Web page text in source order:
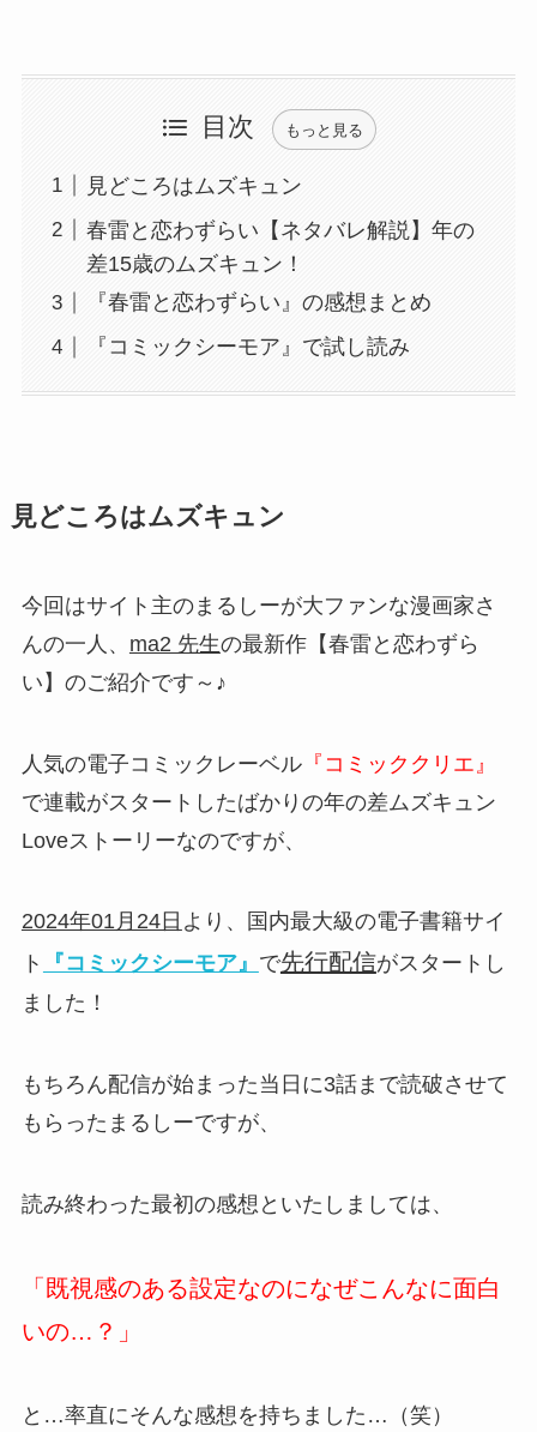
目次 もっと見る
見どころはムズキュン
春雷と恋わずらい【ネタバレ解説】年の
差15歳のムズキュン！
『春雷と恋わずらい』の感想まとめ
『コミックシーモア』で試し読み
見どころはムズキュン
今回はサイト主のまるしーが大ファンな漫画家さ
んの一人、 ma2 先生の最新作【春雷と恋わずら
い 】のご紹介です～♪
人気の電子コミックレーベル『コミッククリエ』
で連載がスタートしたばかりの年の差ムズキュン
Loveストーリーなのですが、
2024年01月24日 より、国内最大級の電子書籍サイ
ト
『コミックシーモア』 で先行配信がスタートし
ました！
もちろん配信が始まった当日に3話まで読破させて
もらったまるしーですが、
読み終わった最初の感想といたしましては、
「既視感のある設定なのになぜこんなに面白
いの…？」
と…率直にそんな感想を持ちました…（笑）